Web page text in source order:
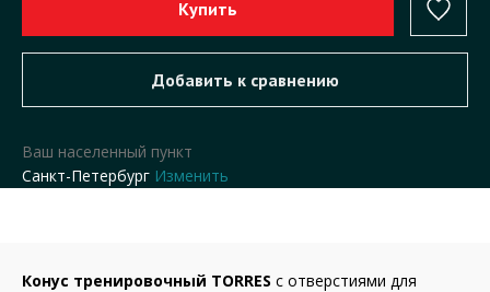
Ваш населенный пункт
Санкт-Петербург Изменить
Конус тренировочный TORRES с отверстиями для